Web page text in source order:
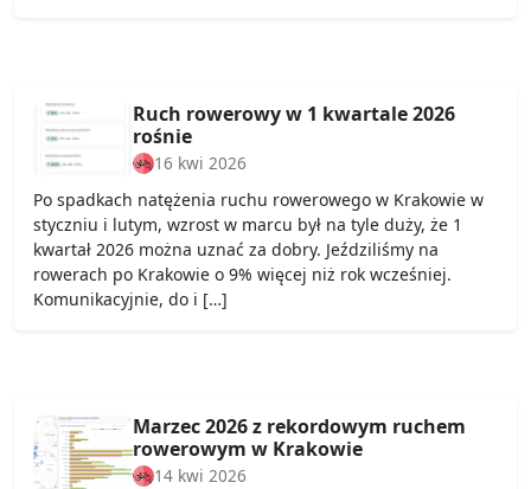
Ruch rowerowy w 1 kwartale 2026
rośnie
16 kwi 2026
Po spadkach natężenia ruchu rowerowego w Krakowie w
styczniu i lutym, wzrost w marcu był na tyle duży, że 1
kwartał 2026 można uznać za dobry. Jeździliśmy na
rowerach po Krakowie o 9% więcej niż rok wcześniej.
Komunikacyjnie, do i […]
Marzec 2026 z rekordowym ruchem
rowerowym w Krakowie
14 kwi 2026